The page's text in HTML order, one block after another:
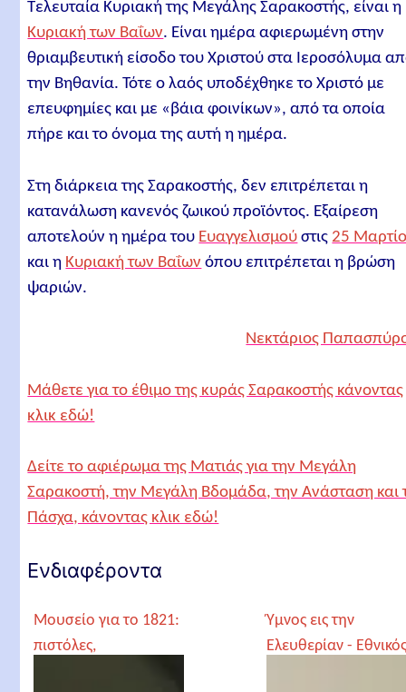
Τελευταία Κυριακή της Μεγάλης Σαρακοστής, είναι η
Κυριακή των Βαΐων. Είναι ημέρα αφιερωμένη στην
θριαμβευτική είσοδο του Χριστού στα Ιεροσόλυμα
την Βηθανία. Τότε ο λαός υποδέχθηκε το Χριστό με
επευφημίες και με «βάια φοινίκων», από τα οποία
πήρε και το όνομα της αυτή η ημέρα.
Στη διάρκεια της Σαρακοστής, δεν επιτρέπεται η
κατανάλωση κανενός ζωικού προϊόντος. Εξαίρεση
αποτελούν η ημέρα του Ευαγγελισμού στις25
και η Κυριακή των Βαΐων όπου επιτρέπεται η βρώση
ψαριών.
Νεκτάριος
Μάθετε για το έθιμο της κυράς Σαρακοστής κάνοντας
κλικ εδώ!
Δείτε το αφιέρωμα της Ματιάς για την Μεγάλη
Σαρακοστή, την Μεγάλη Βδομάδα, την Ανάσταση και
Πάσχα, κάνοντας κλικ εδώ!
Ενδιαφέροντα
Μουσείο για το 1821:
πιστόλες,
Ύμνος εις την
Ελευθερίαν -